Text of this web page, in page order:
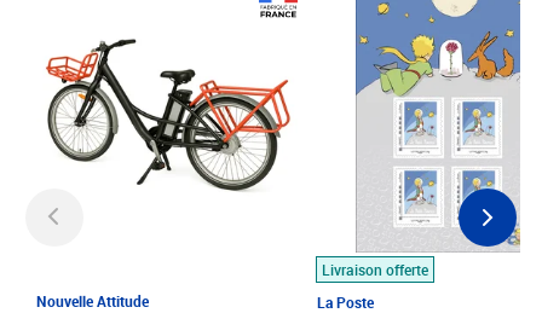
Nouvelle Attitude
Livraison offerte
La Poste